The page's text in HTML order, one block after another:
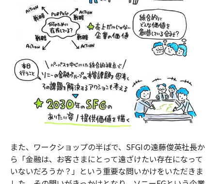
また、ワークショップの半ばで、SFGIの遠藤俊英社長か
ら「金融は、お客さまにとって遠ざけたい存在になって
いないだろうか？」という重要な問いかけをいただきま